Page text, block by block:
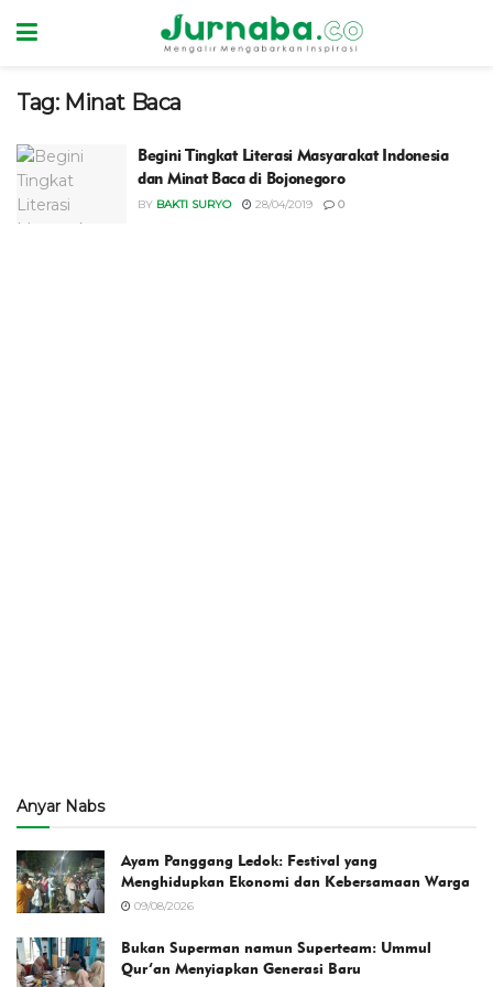
Tag: Minat Baca
Begini Tingkat Literasi Masyarakat Indonesia
dan Minat Baca di Bojonegoro
BY BAKTI SURYO 28/04/2019 0
Anyar Nabs
Ayam Panggang Ledok: Festival yang
Menghidupkan Ekonomi dan Kebersamaan Warga
09/08/2026
Bukan Superman namun Superteam: Ummul
Qur’an Menyiapkan Generasi Baru